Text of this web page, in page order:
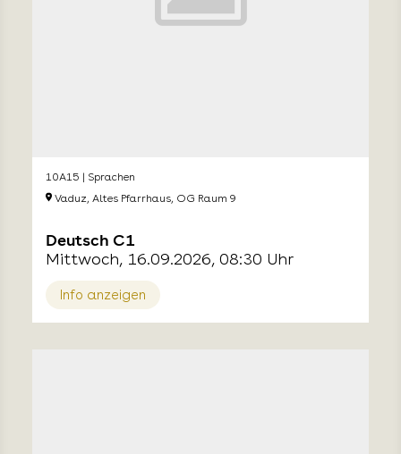
10A15 | Sprachen
Vaduz, Altes Pfarrhaus, OG Raum 9
Deutsch C1
Mittwoch, 16.09.2026, 08:30 Uhr
Info anzeigen